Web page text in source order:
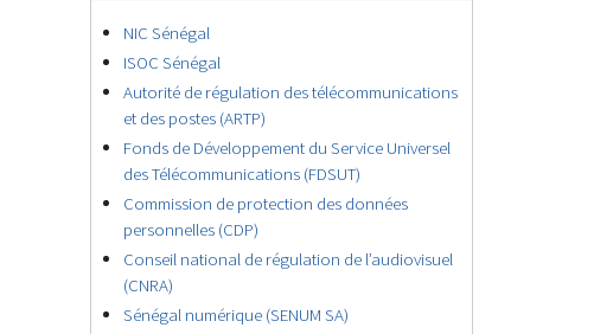
NIC Sénégal
ISOC Sénégal
Autorité de régulation des télécommunications
et des postes (ARTP)
Fonds de Développement du Service Universel
des Télécommunications (FDSUT)
Commission de protection des données
personnelles (CDP)
Conseil national de régulation de l’audiovisuel
(CNRA)
Sénégal numérique (SENUM SA)